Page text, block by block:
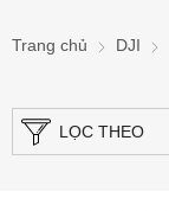
Trang chủ DJI
LỌC THEO